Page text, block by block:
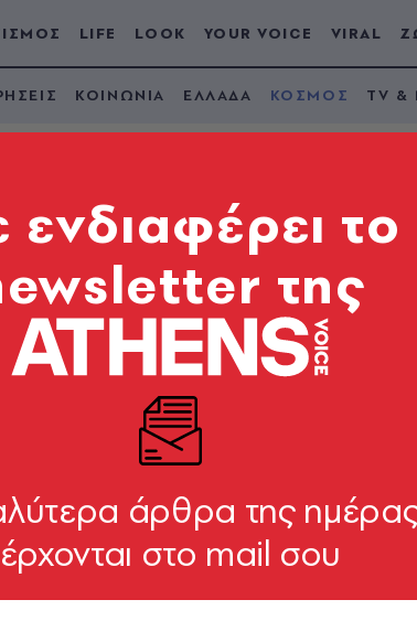
LIFE LOOK YOUR VOICE VIRAL
ΚΟΙΝΩΝΙΑ ΕΛΛΑΔΑ ΚΟΣΜΟΣ TV &
Έρευνα για
ενδιαφέρει το
της
άρθρα της
έρχονται στο mail σου